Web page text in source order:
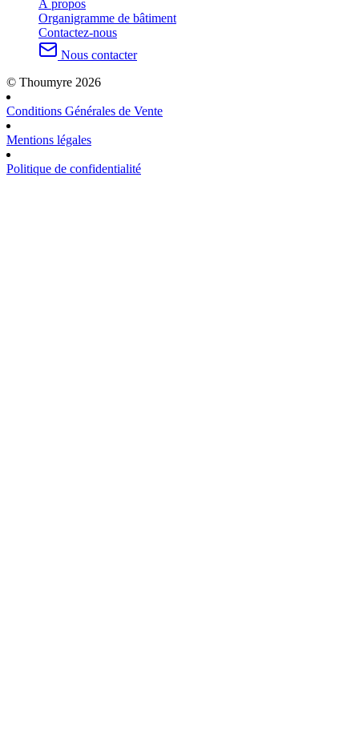
À propos
Organigramme de bâtiment
Contactez-nous
Nous contacter
© Thoumyre 2026
Conditions Générales de Vente
Mentions légales
Politique de confidentialité